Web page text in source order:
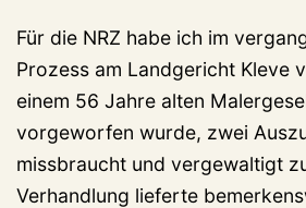
Für die NRZ habe ich im
Prozess am Landgericht Kleve
einem 56 Jahre alten
vorgeworfen wurde, zwei
missbraucht und vergewaltigt
Verhandlung lieferte